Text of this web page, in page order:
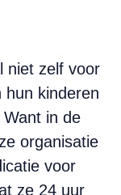
niet zelf voor
hun kinderen
in de
organisatie
voor
ze 24 uur